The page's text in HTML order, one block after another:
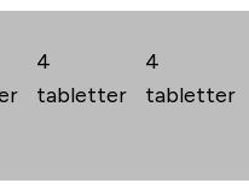
4
tabletter
4
tabletter